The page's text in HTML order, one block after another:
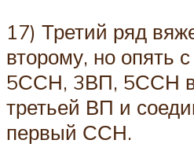
17) Третий ряд
второму, но опять
5ССН, 3ВП, 5ССН в
третьей ВП и
первый ССН.